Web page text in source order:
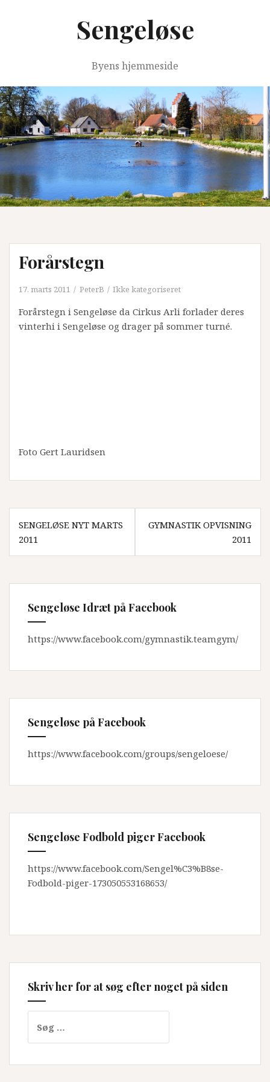
Sengeløse
Byens hjemmeside
Forårstegn
17. marts 2011 PeterB Ikke kategoriseret
Forårstegn i Sengeløse da Cirkus Arli forlader deres
vinterhi i Sengeløse og drager på sommer turné.
Foto Gert Lauridsen
Indlægsnavigation
SENGELØSE NYT MARTS
2011
GYMNASTIK OPVISNING
2011
Sengeløse Idræt på Facebook
https://www.facebook.com/gymnastik.teamgym/
Sengeløse på Facebook
https://www.facebook.com/groups/sengeloese/
Sengeløse Fodbold piger Facebook
https://www.facebook.com/Sengel%C3%B8se-
Fodbold-piger-173050553168653/
Skriv her for at søg efter noget på siden
efter: